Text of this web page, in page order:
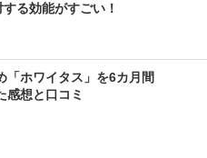
る効能がすごい！
「ホワイタス」を6カ月間
感想と口コミ